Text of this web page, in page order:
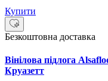
Купити
Безкоштовна доставка
Вінілова підлога
Круазетт